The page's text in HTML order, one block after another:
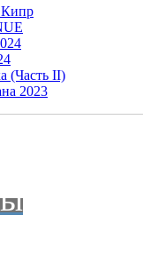
Кипр
(Часть II)
2023